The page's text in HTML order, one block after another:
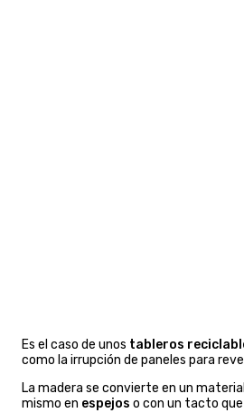
Es el caso de unos tableros
como la irrupción de paneles para
La madera se convierte en un
mismo en espejos o con un tacto